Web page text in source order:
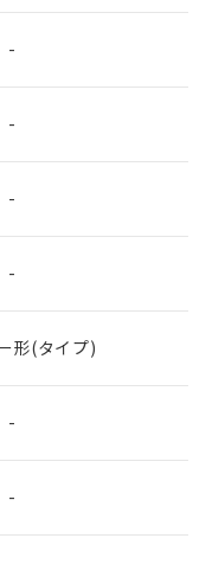
-
-
-
-
形(タイプ)
-
-
同意のうえ
び標準価格